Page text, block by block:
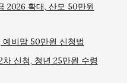
2026 확대, 산모 50만원
비맘 50만원 신청법
신청, 청년 25만원 수령